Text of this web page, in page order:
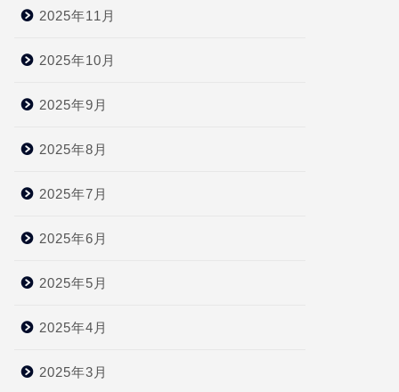
2025年11月
2025年10月
2025年9月
2025年8月
2025年7月
2025年6月
2025年5月
2025年4月
2025年3月